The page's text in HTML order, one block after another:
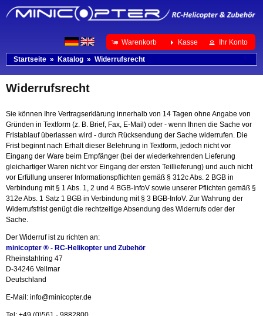
Warenkorb Kasse Ihr Konto
Startseite » Katalog » Widerrufsrecht
Widerrufsrecht
Sie können Ihre Vertragserklärung innerhalb von 14 Tagen ohne Angabe von
Gründen in Textform (z. B. Brief, Fax, E-Mail) oder - wenn Ihnen die Sache vor
Fristablauf überlassen wird - durch Rücksendung der Sache widerrufen. Die
Frist beginnt nach Erhalt dieser Belehrung in Textform, jedoch nicht vor
Eingang der Ware beim Empfänger (bei der wiederkehrenden Lieferung
gleichartiger Waren nicht vor Eingang der ersten Teillieferung) und auch nicht
vor Erfüllung unserer Informationspflichten gemäß § 312c Abs. 2 BGB in
Verbindung mit § 1 Abs. 1, 2 und 4 BGB-InfoV sowie unserer Pflichten gemäß §
312e Abs. 1 Satz 1 BGB in Verbindung mit § 3 BGB-InfoV. Zur Wahrung der
Widerrufsfrist genügt die rechtzeitige Absendung des Widerrufs oder der
Sache.
Der Widerruf ist zu richten an:
minicopter ® - RC-Helikopter und Zubehör
Rheinstahlring 47
D-34246 Vellmar
Deutschland
E-Mail: info@minicopter.de